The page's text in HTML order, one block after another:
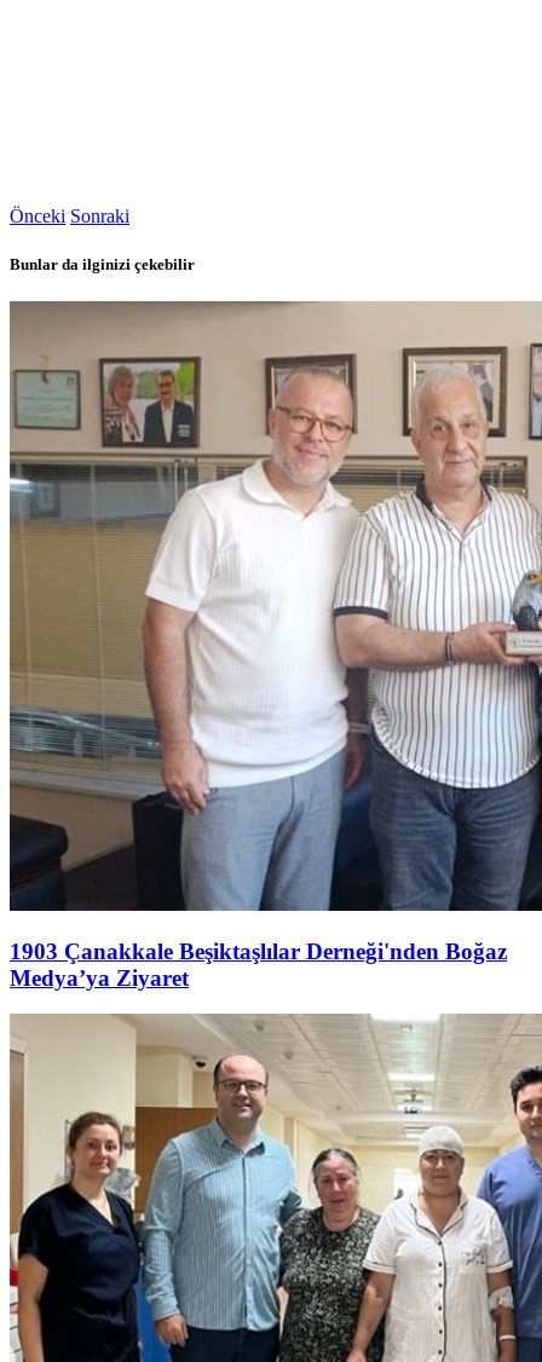
Önceki Sonraki
Bunlar da ilginizi çekebilir
1903 Çanakkale Beşiktaşlılar Derneği'nden Boğaz
Medya’ya Ziyaret